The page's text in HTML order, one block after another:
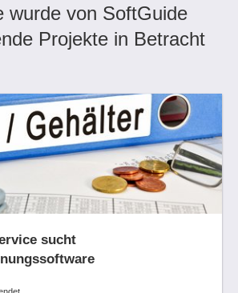
wurde von SoftGuide
Projekte in Betracht
sucht